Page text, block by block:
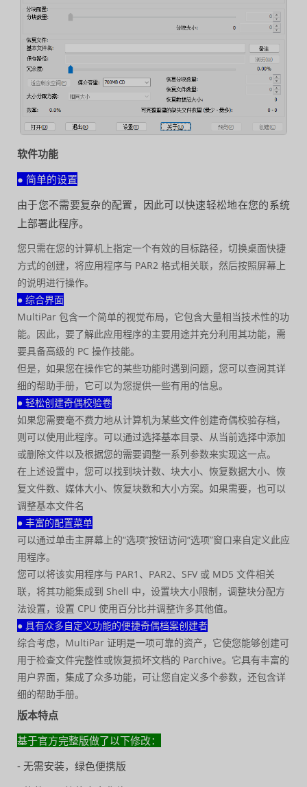
软件功能
● 简单的设置
由于您不需要复杂的配置，因此可以快速轻松地在您的系统
上部署此程序。
您只需在您的计算机上指定一个有效的目标路径，切换桌面快捷
方式的创建，将应用程序与 PAR2 格式相关联，然后按照屏幕上
的说明进行操作。
● 综合界面
MultiPar 包含一个简单的视觉布局，它包含大量相当技术性的功
能。因此，要了解此应用程序的主要用途并充分利用其功能，需
要具备高级的 PC 操作技能。
但是，如果您在操作它的某些功能时遇到问题，您可以查阅其详
细的帮助手册，它可以为您提供一些有用的信息。
● 轻松创建奇偶校验卷
如果您需要毫不费力地从计算机为某些文件创建奇偶校验存档，
则可以使用此程序。可以通过选择基本目录、从当前选择中添加
或删除文件以及根据您的需要调整一系列参数来实现这一点。
在上述设置中，您可以找到块计数、块大小、恢复数据大小、恢
复文件数、媒体大小、恢复块数和大小方案。如果需要，也可以
调整基本文件名
● 丰富的配置菜单
可以通过单击主屏幕上的“选项”按钮访问“选项”窗口来自定义此应
用程序。
您可以将该实用程序与 PAR1、PAR2、SFV 或 MD5 文件相关
联，将其功能集成到 Shell 中，设置块大小限制，调整块分配方
法设置，设置 CPU 使用百分比并调整许多其他值。
● 具有众多自定义功能的便捷奇偶档案创建者
综合考虑，MultiPar 证明是一项可靠的资产，它使您能够创建可
用于检查文件完整性或恢复损坏文档的 Parchive。它具有丰富的
用户界面，集成了众多功能，可让您自定义多个参数，还包含详
细的帮助手册。
版本特点
基于官方完整版做了以下修改：
- 无需安装，绿色便携版